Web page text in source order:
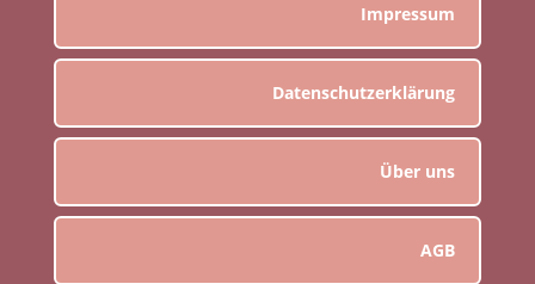
Impressum
Datenschutzerklärung
Über uns
AGB